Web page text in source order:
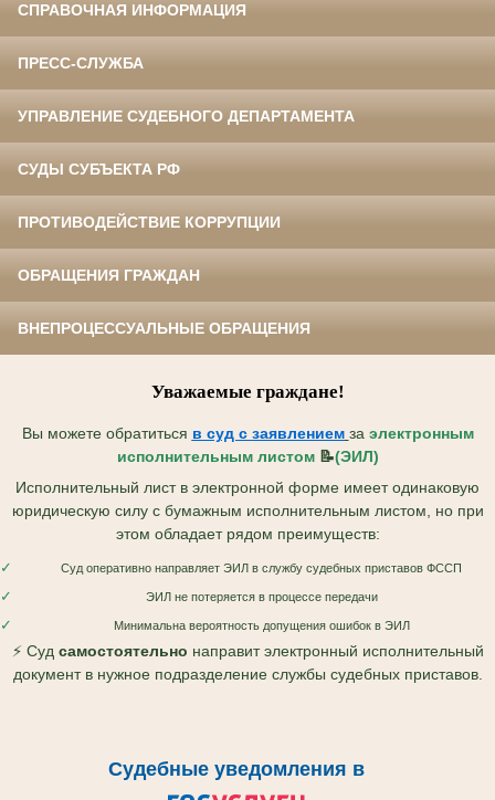
СПРАВОЧНАЯ ИНФОРМАЦИЯ
ПРЕСС-СЛУЖБА
УПРАВЛЕНИЕ СУДЕБНОГО ДЕПАРТАМЕНТА
СУДЫ СУБЪЕКТА РФ
ПРОТИВОДЕЙСТВИЕ КОРРУПЦИИ
ОБРАЩЕНИЯ ГРАЖДАН
ВНЕПРОЦЕССУАЛЬНЫЕ ОБРАЩЕНИЯ
Уважаемые граждане!
Вы можете обратиться в суд с заявлением за электронным
исполнительным листом 📝(ЭИЛ)
Исполнительный лист в электронной форме имеет одинаковую
юридическую силу с бумажным исполнительным листом, но при
этом обладает рядом преимуществ:
✓ Суд оперативно направляет ЭИЛ в службу судебных приставов ФССП
✓ ЭИЛ не потеряется в процессе передачи
✓ Минимальна вероятность допущения ошибок в ЭИЛ
⚡ Суд самостоятельно направит электронный исполнительный
документ в нужное подразделение службы судебных приставов.
Судебные уведомления в